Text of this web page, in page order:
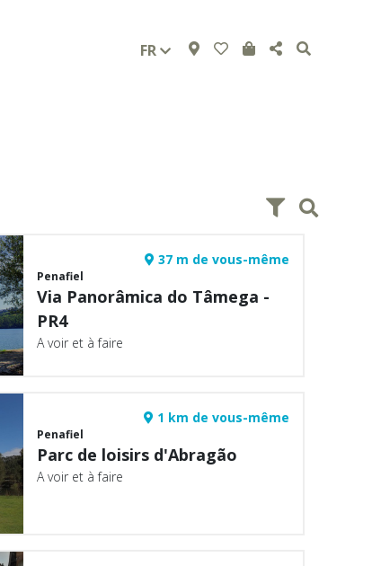
FR
37 m de vous-même
Penafiel
Via Panorâmica do Tâmega -
PR4
A voir et à faire
1 km de vous-même
Penafiel
Parc de loisirs d'Abragão
A voir et à faire